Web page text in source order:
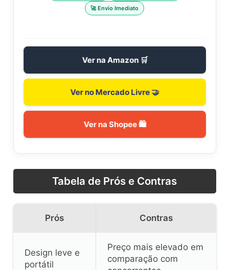
🚀 Envio Imediato
Ver na Amazon 🛒
Ver no Mercado Livre 🤝
Ver na Shopee 🛍️
Tabela de Prós e Contras
Prós Contras
Design leve e
portátil
Preço mais elevado em
comparação com